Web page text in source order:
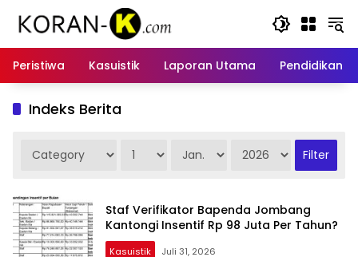
Peristiwa
Kasuistik Laporan Utama Pendidikan
Indeks Berita
Staf Verifikator Bapenda Jombang
Kantongi Insentif Rp 98 Juta Per Tahun?
Kasuistik Juli 31, 2026